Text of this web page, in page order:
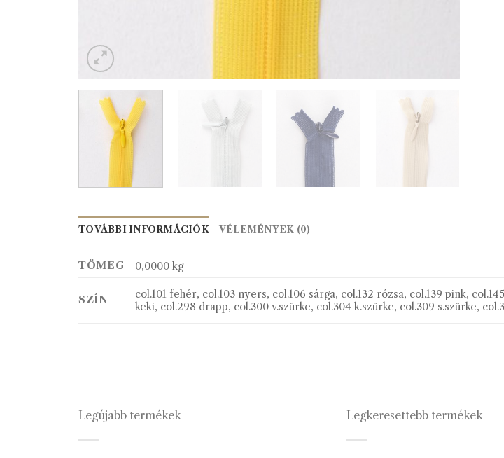
TOVÁBBI INFORMÁCIÓK VÉLEMÉNYEK (0)
TÖMEG 0,0000 kg
SZÍN
col.101 fehér, col.103 nyers, col.106 sárga, col.132 rózsa, col.139 pink,
keki, col.298 drapp, col.300 v.szürke, col.304 k.szürke, col.309 s.szürke,
Legújabb termékek Legkeresettebb termékek